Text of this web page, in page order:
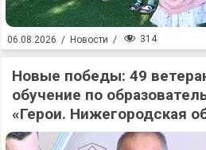
06.08.2026 / Новости / 314
Новые победы: 49
обучение по
«Герои. Нижегородская